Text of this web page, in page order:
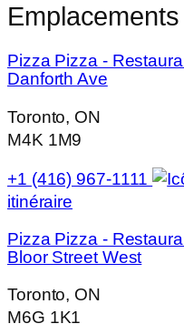
Pizza Pizza -
Danforth Ave
Toronto, ON
M4K 1M9
+1 (416) 967-1111
itinéraire
Pizza Pizza -
Bloor Street West
Toronto, ON
M6G 1K1